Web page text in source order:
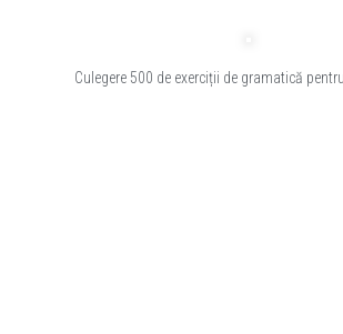
Culegere 500 de exerciții de gramatică